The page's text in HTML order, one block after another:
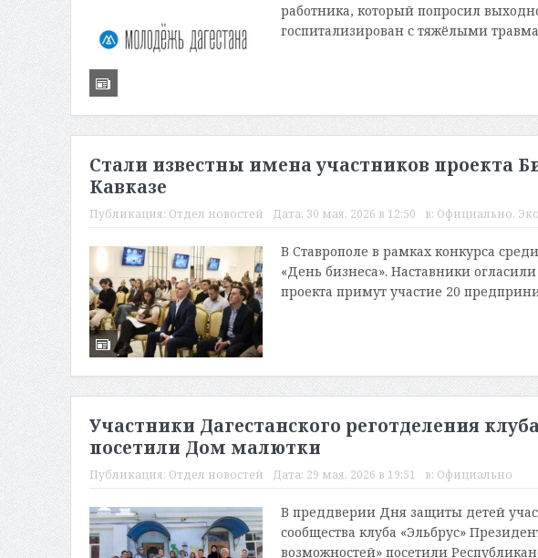
работника, который попросил
госпитализирован с тяжёлыми
Стали известны имена участников проекта
Кавказе
Публикация: Отдел новостей Дата: 30 мая, 2026 в 12:50 в: Официально,
В Ставрополе в рамках конкурса
«День бизнеса». Наставники
проекта примут участие 20
Участники Дагестанского реготделения
посетили Дом малютки
Публикация: Отдел новостей Дата: 29 мая, 2026 в 19:51 в: Официально
В преддверии Дня защиты детей
сообщества клуба «Эльбрус»
возможностей» посетили